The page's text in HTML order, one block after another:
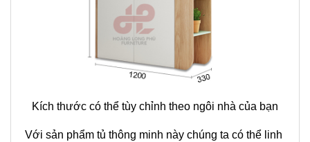
Kích thước có thể tùy chỉnh theo ngôi nhà của bạn
Với sản phẩm tủ thông minh này chúng ta có thể linh